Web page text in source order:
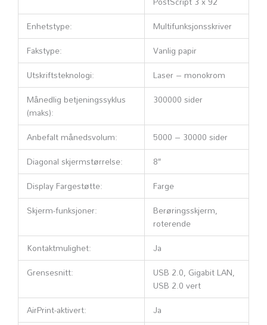
Enhetstype:
Multifunksjonsskriver
Fakstype:
Vanlig papir
Utskriftsteknologi:
Laser – monokrom
Månedlig betjeningssyklus
(maks):
300000 sider
Anbefalt månedsvolum:
5000 – 30000 sider
Diagonal skjermstørrelse:
8″
Display Fargestøtte:
Farge
Skjerm-funksjoner:
Berøringsskjerm,
roterende
Kontaktmulighet:
Ja
Grensesnitt:
USB 2.0, Gigabit LAN,
USB 2.0 vert
AirPrint-aktivert:
Ja